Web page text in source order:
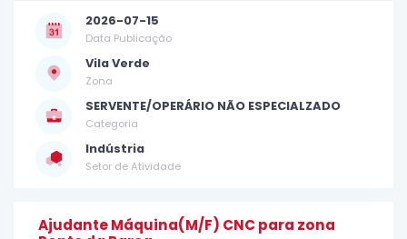
2026-07-15
Data Publicação
Vila Verde
Zona
SERVENTE/OPERÁRIO NÃO ESPECIALZADO
Categoria
Indústria
Setor de Atividade
Ajudante Máquina(M/F) CNC para zona